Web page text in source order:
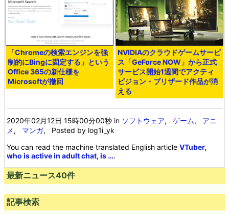
「Chromeの検索エンジンを強
制的にBingに固定する」という
Office 365の新仕様を
Microsoftが撤回
NVIDIAのクラウドゲームサービ
ス「GeForce NOW」から正式
サービス開始1週間でアクティ
ビジョン・ブリザード作品が消
える
2020年02月12日 15時00分00秒 in ソフトウェア,ゲーム, アニ
メ, マンガ, Posted by log1i_yk
You can read the machine translated English articleVTuber,
who is active in adult chat, is ….
最新ニュース40件
記事検索